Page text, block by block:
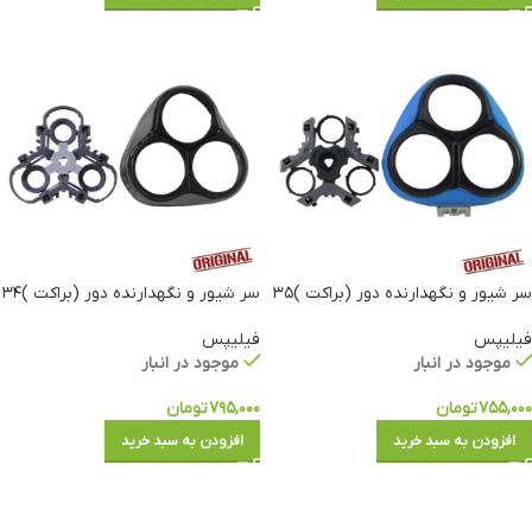
سر شیور و نگهدارنده دور (براکت )۳۵
فیلیپس
موجود در انبار
۷۵۵,۰۰۰تومان
افزودن به سبد خرید
سر شیور و نگهدارنده دور (براکت )۳۴
فیلیپس
موجود در انبار
۷۹۵,۰۰۰تومان
افزودن به سبد خرید